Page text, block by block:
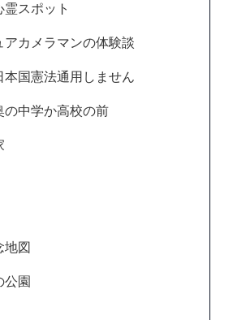
霊スポット
アカメラマンの体験談
本国憲法通用しません
の中学か高校の前
地図
公園